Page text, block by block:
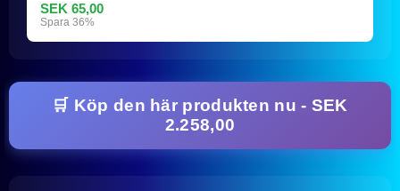
SEK 65,00
Spara 36%
🛒 Köp den här produkten nu - SEK
2.258,00